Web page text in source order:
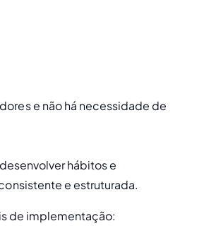
e não há necessidade de
hábitos e
e estruturada.
de implementação: